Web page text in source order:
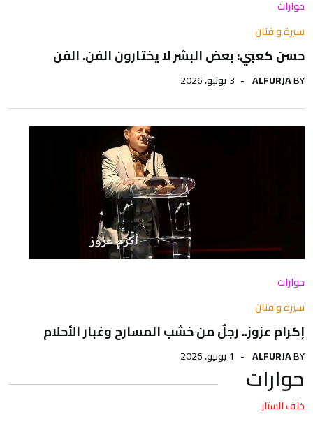
حوارات
سيرة و فنان
حسن كعبي: بعض البشر لا يختارون الفن. الفن
BY
ALFURJA 3 يونيو، 2026
حوارات
سيرة و فنان
إكرام عزوز.. رجلٌ من خشب المسارح وغبار الأحلام
BY
ALFURJA 1 يونيو، 2026
حوارات
خلف الستار